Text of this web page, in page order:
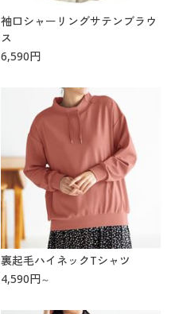
袖口シャーリングサテンブラウ
ス
6,590円
裏起毛ハイネックTシャツ
4,590円～